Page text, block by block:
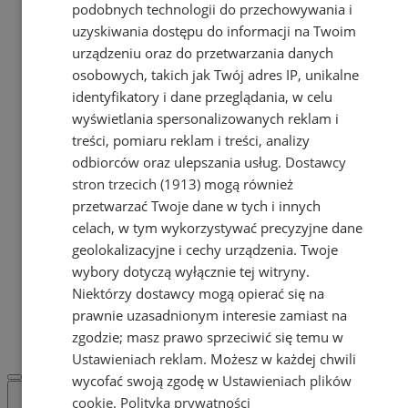
Komenda Miejska Policji
Straż Miejska
Straż Pożarna
KATALOG FIRM
KATALOG FIRM
Dodaj firmę do katalogu
POLECAMY
Skup.io - Skup nieruchomości
Świętochłowice
Skup - nieruchomosci.org
OGŁOSZENIA
OGŁOSZENIA
Dodaj ogłoszenie
POLECAMY
Protocol IT
Pracuj.pl - praca w Świętochłowicach
REKLAMA
WSPÓŁPRACA
podobnych technologii do przechowywania i
uzyskiwania dostępu do informacji na Twoim
urządzeniu oraz do przetwarzania danych
osobowych, takich jak Twój adres IP, unikalne
identyfikatory i dane przeglądania, w celu
wyświetlania spersonalizowanych reklam i
treści, pomiaru reklam i treści, analizy
odbiorców oraz ulepszania usług. Dostawcy
stron trzecich (1913) mogą również
przetwarzać Twoje dane w tych i innych
celach, w tym wykorzystywać precyzyjne dane
geolokalizacyjne i cechy urządzenia. Twoje
wybory dotyczą wyłącznie tej witryny.
Niektórzy dostawcy mogą opierać się na
prawnie uzasadnionym interesie zamiast na
zgodzie; masz prawo sprzeciwić się temu w
Ustawieniach reklam. Możesz w każdej chwili
wycofać swoją zgodę w Ustawieniach plików
cookie. Polityka prywatności